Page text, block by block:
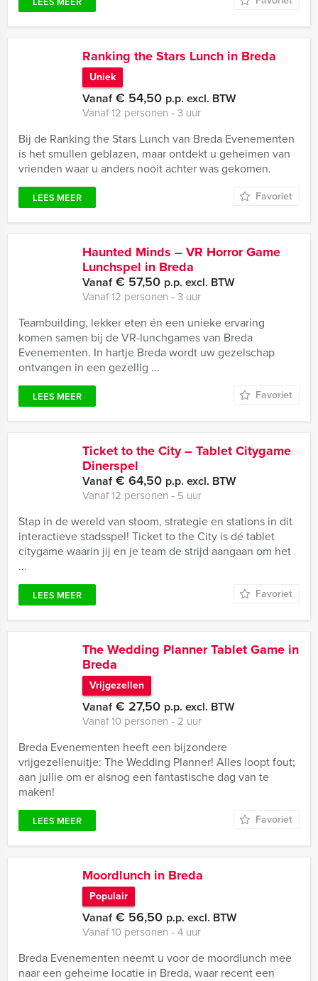
Ranking the Stars Lunch in Breda
Uniek
Vanaf€ 54,50 p.p. excl. BTW
Vanaf 12 personen ‐ 3 uur
Bij de Ranking the Stars Lunch van Breda Evenementen
is het smullen geblazen, maar ontdekt u geheimen van
vrienden waar u anders nooit achter was gekomen.
LEES MEER Favoriet
Haunted Minds – VR Horror Game
Lunchspel in Breda
Vanaf€ 57,50 p.p. excl. BTW
Vanaf 12 personen ‐ 3 uur
Teambuilding, lekker eten én een unieke ervaring
komen samen bij de VR-lunchgames van Breda
Evenementen. In hartje Breda wordt uw gezelschap
ontvangen in een gezellig ...
LEES MEER Favoriet
Ticket to the City – Tablet Citygame
Dinerspel
Vanaf€ 64,50 p.p. excl. BTW
Vanaf 12 personen ‐ 5 uur
Stap in de wereld van stoom, strategie en stations in dit
interactieve stadsspel! Ticket to the City is dé tablet
citygame waarin jij en je team de strijd aangaan om het
...
LEES MEER Favoriet
The Wedding Planner Tablet Game in
Breda
Vrijgezellen
Vanaf€ 27,50 p.p. excl. BTW
Vanaf 10 personen ‐ 2 uur
Breda Evenementen heeft een bijzondere
vrijgezellenuitje: The Wedding Planner! Alles loopt fout;
aan jullie om er alsnog een fantastische dag van te
maken!
LEES MEER Favoriet
Moordlunch in Breda
Populair
Vanaf€ 56,50 p.p. excl. BTW
Vanaf 10 personen ‐ 4 uur
Breda Evenementen neemt u voor de moordlunch mee
naar een geheime locatie in Breda, waar recent een